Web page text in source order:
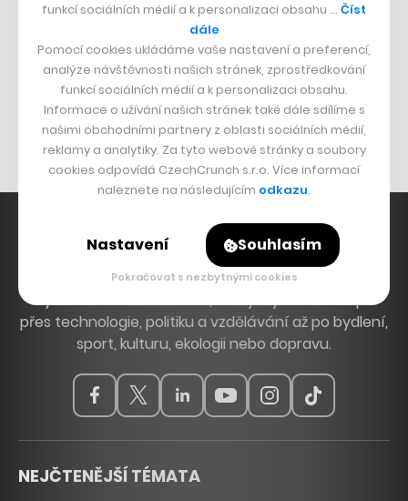
Bomma není tichá
Originální hodinky
Nábytek z betonu
Hlavní zdroj inspirace. Věnujeme se tématům, která
hýbou Českem a světem, od byznysu a startupů
přes technologie, politiku a vzdělávání až po bydlení,
sport, kulturu, ekologii nebo dopravu.
NEJČTENĚJŠÍ TÉMATA
funkcí sociálních médií a k personalizaci obsahu … Číst
dále
Pomocí cookies ukládáme vaše nastavení a preferencí,
analýze návštěvnosti našich stránek, zprostředkování
funkcí sociálních médií a k personalizaci obsahu.
Informace o užívání našich stránek také dále sdílíme s
našimi obchodními partnery z oblasti sociálních médií,
reklamy a analytiky. Za tyto webové stránky a soubory
cookies odpovídá CzechCrunch s.r.o. Více informací
naleznete na následujícím odkazu.
Nastavení Souhlasím
Pokračovat s nezbytnými cookies